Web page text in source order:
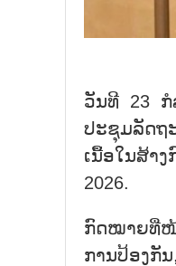
ວັນທີ 23 ກໍ
ປະຊຸມລັດຖ
ເນື້ອໃນສ້າ
2026.
ກົດໝາຍທີ່ໜ້
ການປ້ອງກັ